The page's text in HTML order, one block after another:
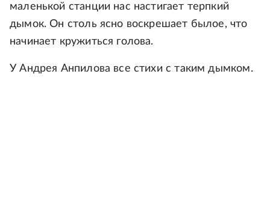
маленькой станции нас настигает терпкий
дымок. Он столь ясно воскрешает былое, что
начинает кружиться голова.
У Андрея Анпилова все стихи с таким дымком.